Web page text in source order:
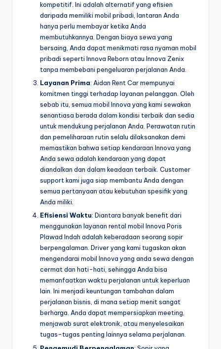
kompetitif. Ini adalah alternatif yang efisien
daripada memiliki mobil pribadi, lantaran Anda
hanya perlu membayar ketika Anda
membutuhkannya. Dengan biaya sewa yang
bersaing, Anda dapat menikmati rasa nyaman mobil
pribadi seperti Innova Reborn atau Innova Zenix
tanpa membebani pengeluaran perjalanan Anda.
Layanan Prima: Aidan Rent Car mempunyai
komitmen tinggi terhadap layanan pelanggan. Oleh
sebab itu, semua mobil Innova yang kami sewakan
senantiasa berada dalam kondisi terbaik dan sedia
untuk mendukung perjalanan Anda. Perawatan rutin
dan pemeliharaan rutin selalu dilaksanakan demi
memastikan bahwa setiap kendaraan Innova yang
Anda sewa adalah kendaraan yang dapat
diandalkan dan dalam keadaan terbaik. Customer
support kami juga siap membantu Anda dengan
semua pertanyaan atau kebutuhan spesifik yang
Anda miliki.
Efisiensi Waktu: Diantara banyak benefit dari
menggunakan layanan rental mobil Innova Poris
Plawad Indah adalah keberadaan seorang sopir
berpengalaman. Driver yang kami tugaskan akan
mengendarai mobil Innova yang anda sewa dengan
cermat dan hati-hati, sehingga Anda bisa
memanfaatkan waktu perjalanan untuk keperluan
lain. Ini menjadi keuntungan tambahan dalam
perjalanan bisnis, di mana setiap menit sangat
berharga. Anda dapat mempersiapkan meeting,
menjawab surat elektronik, atau menyelesaikan
tugas-tugas penting lainnya selama perjalanan.